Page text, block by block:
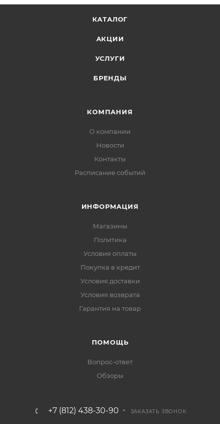
КАТАЛОГ
АКЦИИ
УСЛУГИ
БРЕНДЫ
КОМПАНИЯ
О компании
Новости
Контакты
Расписание событий
ИНФОРМАЦИЯ
Магазины
Политика
Условия оплаты
Покупка в кредит
Условия доставки
Условия возврата
Гарантия на товар
ПОМОЩЬ
Вопрос-ответ
Обзоры
+7 (812) 438-30-90 ЗАКАЗАТЬ ЗВОНОК